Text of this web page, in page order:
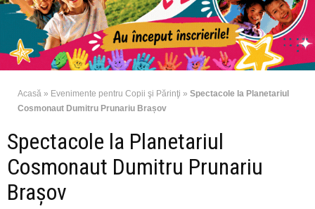
Acasă » Evenimente pentru Copii şi Părinţi » Spectacole la Planetariul
Cosmonaut Dumitru Prunariu Brașov
Spectacole la Planetariul
Cosmonaut Dumitru Prunariu
Brașov